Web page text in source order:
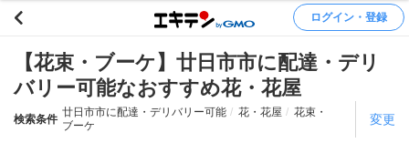
ログイン・登録
【花束・ブーケ】廿日市市に配達・デリ
バリー可能なおすすめ花・花屋
検索条件
廿日市市に配達・デリバリー可能 花・花屋
花束・
ブーケ
変更